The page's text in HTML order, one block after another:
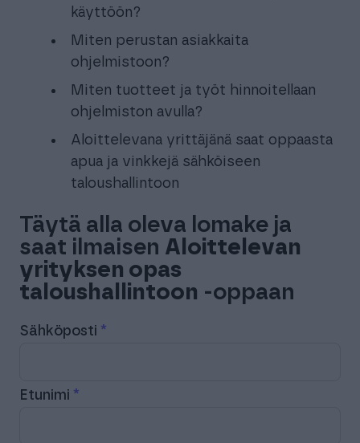
käyttöön?
Miten perustan asiakkaita
ohjelmistoon?
Miten tuotteet ja työt hinnoitellaan
ohjelmiston avulla?
Aloittelevana yrittäjänä saat oppaasta
apua ja vinkkejä sähköiseen
taloushallintoon
Täytä alla oleva lomake ja
saat ilmaisen Aloittelevan
yrityksen opas
taloushallintoon -oppaan
Sähköposti
Etunimi